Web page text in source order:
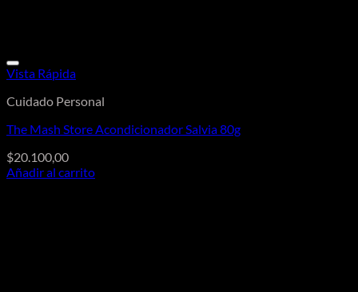
Vista Rápida
Cuidado Personal
The Mash Store Acondicionador Salvia 80g
$20.100,00
Añadir al carrito